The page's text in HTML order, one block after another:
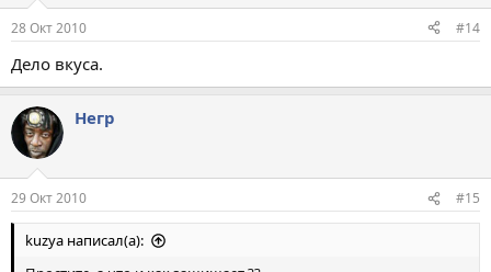
28 Окт 2010 #14
Дело вкуса.
Негр
29 Окт 2010 #15
kuzya написал(а):